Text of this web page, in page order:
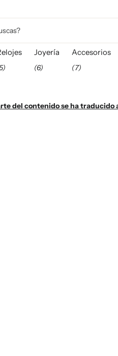
Joyería
(6)
Accesorios
(7)
del contenido se ha